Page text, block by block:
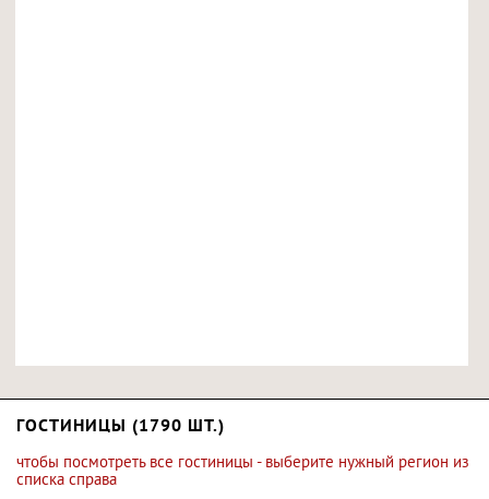
ГОСТИНИЦЫ (1790 ШТ.)
чтобы посмотреть все гостиницы - выберите нужный регион из
списка справа